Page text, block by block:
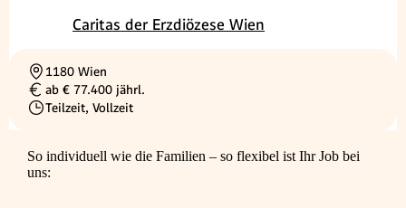
Caritas der Erzdiözese Wien
Ortschaft
1180 Wien
Gehalt
ab € 77.400 jährl.
Beschäftigungsart
Teilzeit, Vollzeit
So individuell wie die Familien – so flexibel ist Ihr Job bei
uns: